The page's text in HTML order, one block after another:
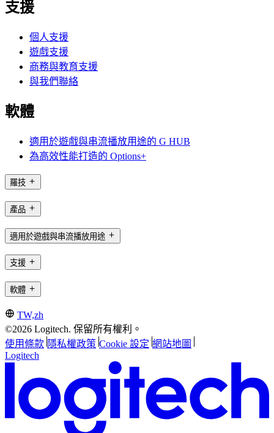
支援
個人支援
遊戲支援
商務與教育支援
與我們聯絡
軟體
適用於遊戲與串流播放用途的 G HUB
為高效性能打造的 Options+
羅技
產品
適用於遊戲與串流播放用途
支援
軟體
TW,zh
©2026 Logitech. 保留所有權利。
使用條款 隱私權政策 Cookie 設定 網站地圖
Logitech